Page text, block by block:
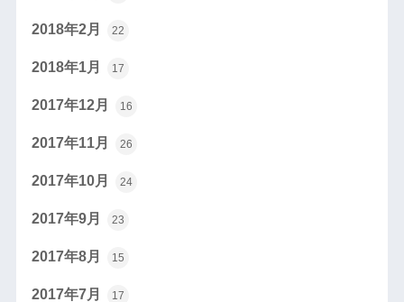
2018年2月 22
2018年1月 17
2017年12月 16
2017年11月 26
2017年10月 24
2017年9月 23
2017年8月 15
2017年7月 17